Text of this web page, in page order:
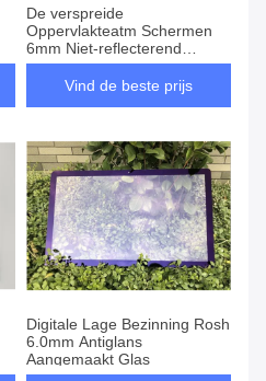
De verspreide
Oppervlakteatm Schermen
6mm Niet-reflecterend
Beeldglas
Vind de beste prijs
Digitale Lage Bezinning Rosh
6.0mm Antiglans
Aangemaakt Glas